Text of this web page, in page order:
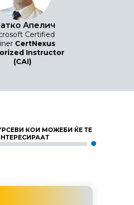
Апелич
Certified
CertNexus
Instructor
(CAI)
КОИ МОЖЕБИ ЌЕ ТЕ